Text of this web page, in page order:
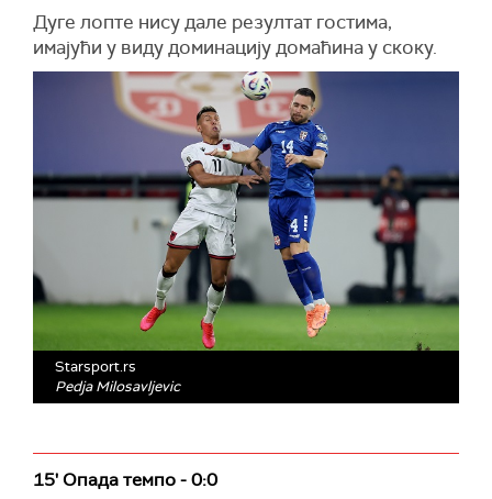
Дуге лопте нису дале резултат гостима,
имајући у виду доминацију домаћина у скоку.
Starsport.rs
Pedja Milosavljevic
15' Опада темпо - 0:0